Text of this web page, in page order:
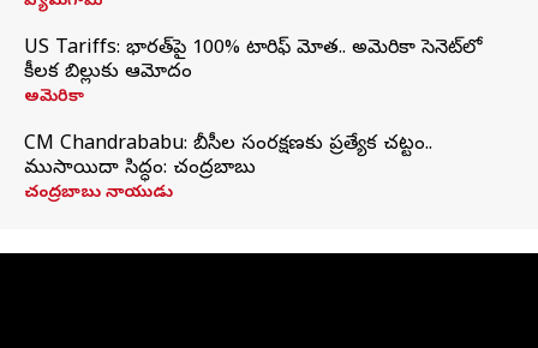
US Tariffs: భారత్‌పై 100% టారిఫ్‌ మోత.. అమెరికా సెనెట్‌లో
కీలక బిల్లుకు ఆమోదం
అమెరికా
CM Chandrababu: బీసీల సంరక్షణకు ప్రత్యేక చట్టం..
ముసాయిదా సిద్ధం: చంద్రబాబు
చంద్రబాబు నాయుడు